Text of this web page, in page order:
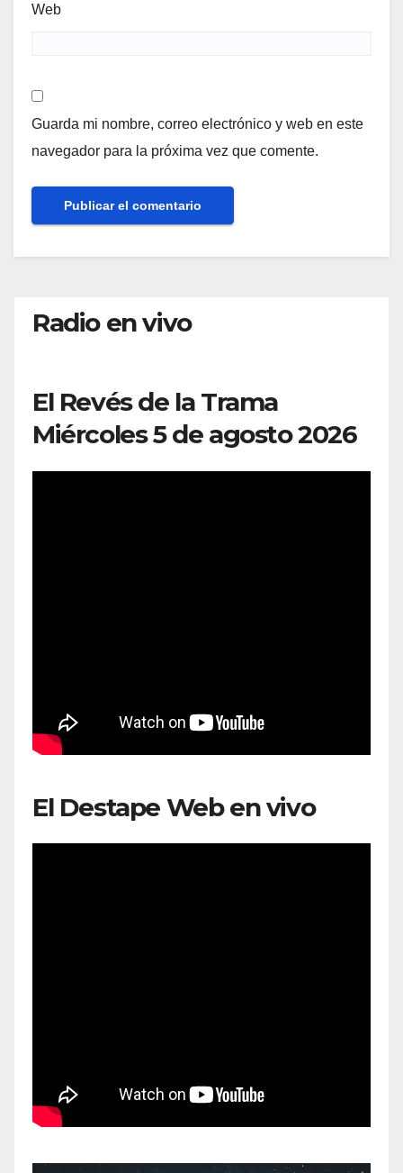
Web
Guarda mi nombre, correo electrónico y web en este
navegador para la próxima vez que comente.
Radio en vivo
El Revés de la Trama
Miércoles 5 de agosto 2026
El Destape Web en vivo